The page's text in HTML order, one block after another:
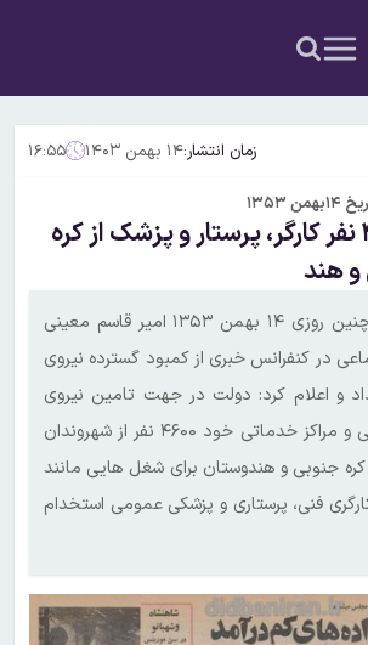
زمان انتشار:۱۴ بهمن ۱۴۰۳ ۱۶:۵۵
استخدام ۴۶۰۰ نفر کارگر، پرستار و پزشک از کره
و هند
۵۰ سال پیش در چنین روزی ۱۴ بهمن ۱۳۵۳ امیر قاسم معینی
در کنفرانس خبری از کمبود گسترده نیروی
و اعلام کرد: دولت در جهت تامین نیروی
کارخانه های صنعتی و مراکز خدماتی خود ۴۶۰۰ نفر از شهروندان
جنوبی و هندوستان برای شغل هایی مانند
فنی، پرستاری و پزشکی عمومی استخدام